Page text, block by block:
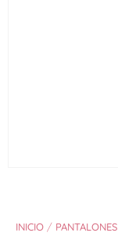
INICIO / PANTALONES